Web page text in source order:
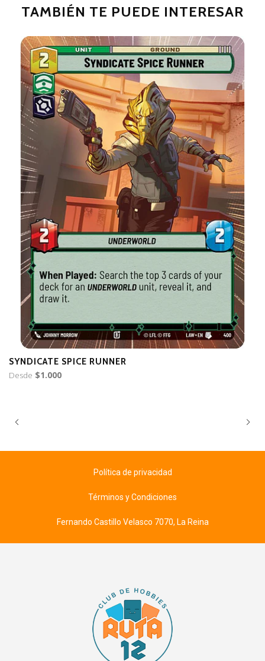
TAMBIÉN TE PUEDE INTERESAR
SYNDICATE SPICE RUNNER
Desde $1.000
Política de privacidad
Términos y Condiciones
Fernando Castillo Velasco 7070, La Reina